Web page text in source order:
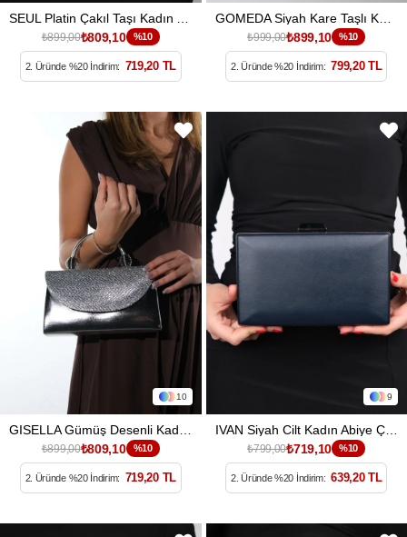
SEUL Platin Çakıl Taşı Kadın Abiye Çanta
₺899,00₺809,10 %10
2. Üründe %20 İndirim: 719,20 TL
GOMEDA Siyah Kare Taşlı Kadın Abiye Çanta
₺999,00₺899,10 %10
2. Üründe %20 İndirim: 799,20 TL
10
₺899,00₺809,10 %10
2. Üründe %20 İndirim: 719,20 TL
9
IVAN Siyah Cilt Kadın Abiye Çanta
₺799,00₺719,10 %10
2. Üründe %20 İndirim: 639,20 TL